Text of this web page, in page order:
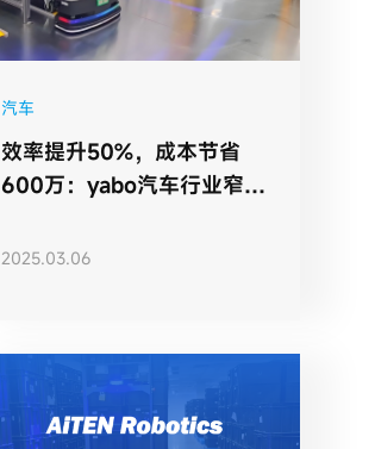
汽车
效率提升50%，成本节省
600万：yabo汽车行业窄巷
2025.03.06